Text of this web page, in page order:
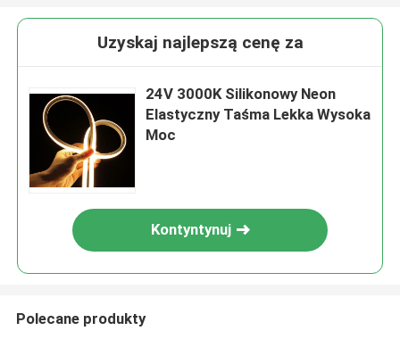
Uzyskaj najlepszą cenę za
24V 3000K Silikonowy Neon
Elastyczny Taśma Lekka Wysoka
Moc
Kontyntynuj
Polecane produkty